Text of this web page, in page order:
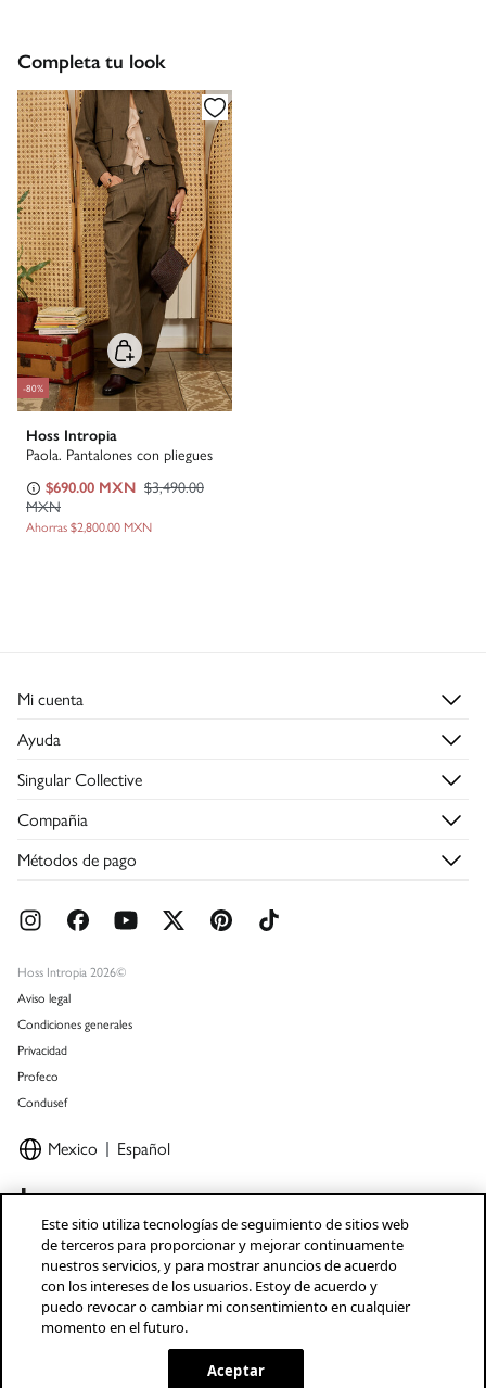
*Días laborables (L-V).
Entrega en punto Estafeta
Envío a almacén
Completa tu look
-80%
Hoss Intropia
Paola. Pantalones con pliegues
$690.00 MXN $3,490.00
MXN
Ahorras$2,800.00 MXN
Mi cuenta
Iniciar sesión
Registrarme
Direcciones de envío
Historial de pedidos
Ayuda
Atención al cliente
Preguntas frecuentes
Envío
Cambios, devoluciones y desistimiento
Tarjeta regalo online
Promociones vigentes
Singular Collective
Descúbrelo
Hazte socia→
Compañia
¿Quiénes somos?
Trabaja con nosotros
Tiendas
Métodos de pago
Hoss Intropia 2026©
Aviso legal
Condiciones generales
Privacidad
Profeco
Condusef
Mexico Español
Marcas Tendam
Este sitio utiliza tecnologías de seguimiento de sitios web
de terceros para proporcionar y mejorar continuamente
nuestros servicios, y para mostrar anuncios de acuerdo
con los intereses de los usuarios. Estoy de acuerdo y
puedo revocar o cambiar mi consentimiento en cualquier
momento en el futuro.
Aceptar